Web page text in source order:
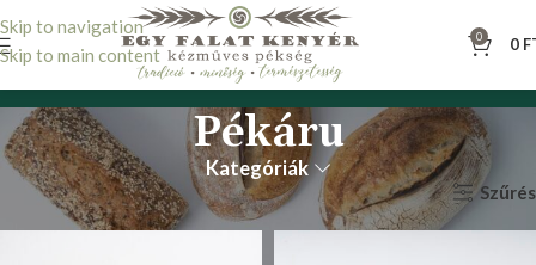
Skip to navigation
Skip to main content
0 0
Pékáru
Kategóriák
Kezdőlap Pékáru Szűrés